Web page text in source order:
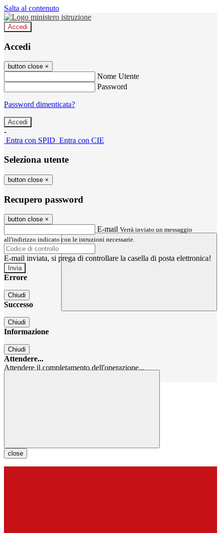
Salta al contenuto
Accedi
Accedi
button close ×
Nome Utente
Password
Password dimenticata?
-
Entra con SPID Entra con CIE
Seleziona utente
button close ×
Recupero password
button close ×
E-mail Verrà inviato un messaggio
all'indirizzo indicato con le istruzioni necessarie.
E-mail inviata, si prega di controllare la casella di posta elettronica!
Errore
Chiudi
Successo
Chiudi
Informazione
Chiudi
Attendere...
Attendere il completamento dell'operazione...
close